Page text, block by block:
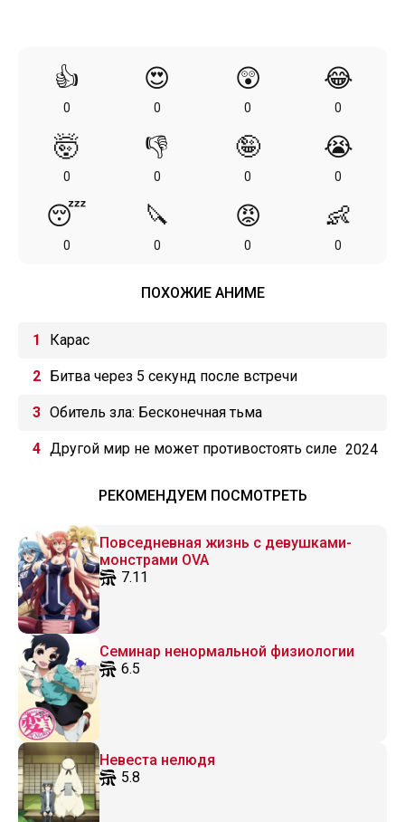
👍
0
😍
0
😲
0
😂
0
🤯
0
👎
0
🤪
0
😭
0
😴
0
🔪
0
😡
0
👶
0
ПОХОЖИЕ АНИМЕ
Карас
Битва через 5 секунд после встречи
Обитель зла: Бесконечная тьма
Другой мир не может противостоять силе 2024
РЕКОМЕНДУЕМ ПОСМОТРЕТЬ
Повседневная жизнь с девушками-
монстрами OVA
7.11
Семинар ненормальной физиологии
6.5
Невеста нелюдя
5.8